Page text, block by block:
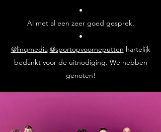
•
Al met al een zeer goed gesprek.
•
@linqmedia @sportopvoorneputten hartelijk
bedankt voor de uitnodiging. We hebben
genoten!